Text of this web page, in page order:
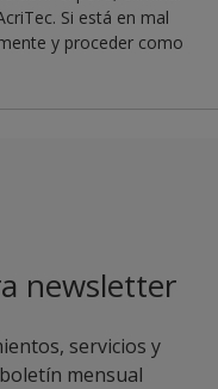
Si está en mal
y proceder como
newsletter
servicios y
mensual